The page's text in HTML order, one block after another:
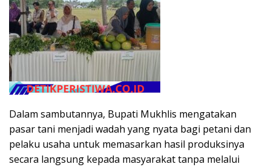
Dalam sambutannya, Bupati Mukhlis mengatakan
pasar tani menjadi wadah yang nyata bagi petani dan
pelaku usaha untuk memasarkan hasil produksinya
secara langsung kepada masyarakat tanpa melalui